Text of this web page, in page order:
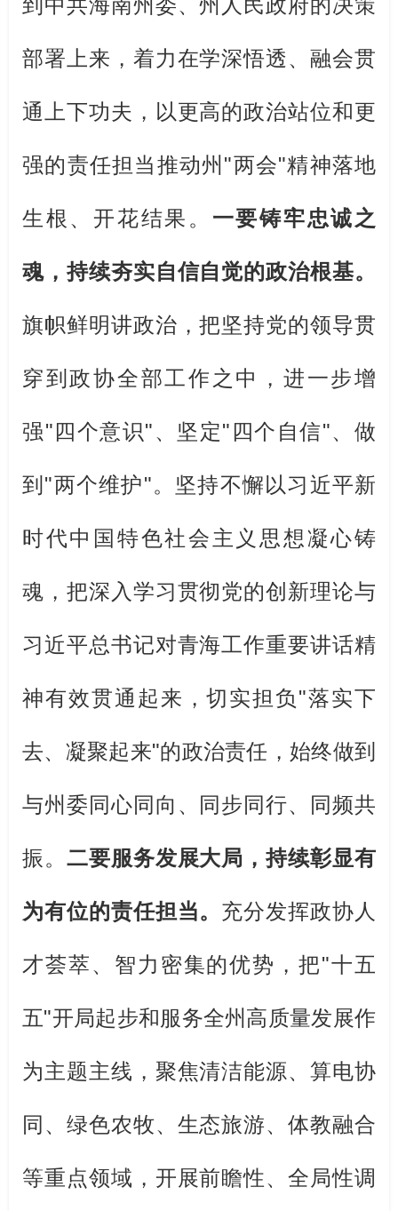
部署上来，着力在学深悟透、融会贯
通上下功夫，以更高的政治站位和更
强的责任担当推动州 "两会"精神落地
生根、开花结果。 一要铸牢忠诚之
魂，持续夯实自信自觉的政治根基。
旗帜鲜明讲政治，把坚持党的领导贯
穿到政协全部工作之中，进一步增
强"四个意识"、坚定" 四个自信"、做
到 "两个维护"。 坚持不懈以习近平新
时代中国特色社会主义思想凝心铸
魂，把深入学习贯彻党的创新理论与
习近平总书记对青海工作重要讲话精
神有效贯通起来，切实担负 "落实下
去、凝聚起来"的政治责任，始终做到
与州委同心同向、同步同行、同频共
振。 二要服务发展大局，持续彰显有
为有位的责任担当。 充分发挥政协人
才荟萃、智力密集的优势，把"十五
五"开局起步和服务全州高质量发展作
为主题主线， 聚焦清洁能源、算电协
同、绿色农牧、生态旅游、体教融合
等重点领域 ，开展前瞻性、全局性调